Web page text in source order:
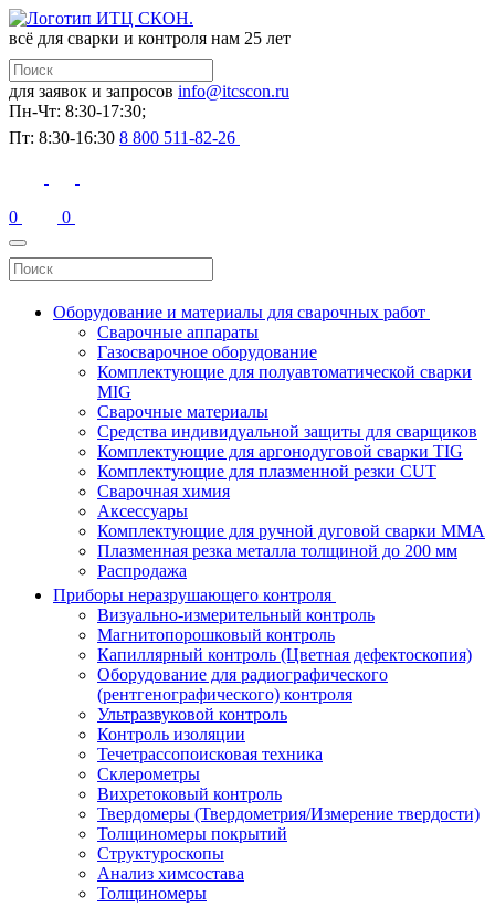
всё для сварки и контроля нам 25 лет
для заявок и запросов info@itcscon.ru
Пн-Чт: 8:30-17:30;
Пт: 8:30-16:30 8 800 511-82-26
0 0
Оборудование и материалы для сварочных работ
Сварочные аппараты
Газосварочное оборудование
Комплектующие для полуавтоматической сварки
MIG
Сварочные материалы
Средства индивидуальной защиты для сварщиков
Комплектующие для аргонодуговой сварки TIG
Комплектующие для плазменной резки CUT
Сварочная химия
Аксессуары
Комплектующие для ручной дуговой сварки MMA
Плазменная резка металла толщиной до 200 мм
Распродажа
Приборы неразрушающего контроля
Визуально-измерительный контроль
Магнитопорошковый контроль
Капиллярный контроль (Цветная дефектоскопия)
Оборудование для радиографического
(рентгенографического) контроля
Ультразвуковой контроль
Контроль изоляции
Течетрассопоисковая техника
Склерометры
Вихретоковый контроль
Твердомеры (Твердометрия/Измерение твердости)
Толщиномеры покрытий
Структуроскопы
Анализ химсостава
Толщиномеры